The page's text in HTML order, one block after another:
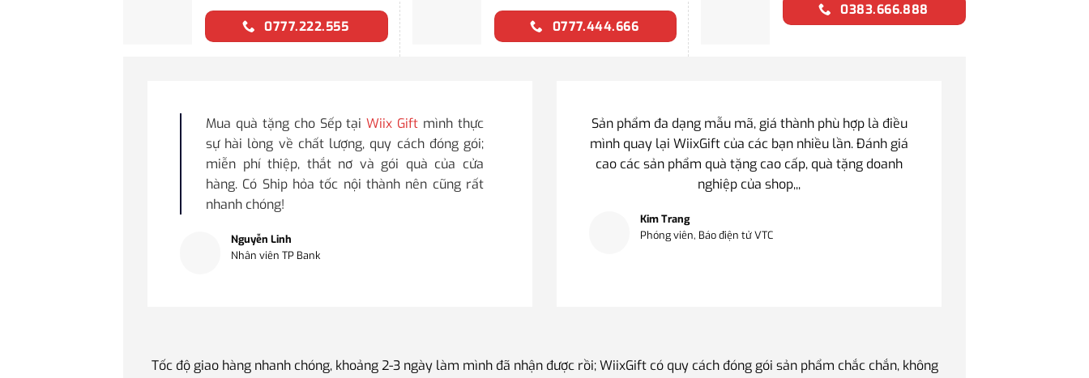
0777.222.555 0777.444.666
0383.666.888
Mua quà tặng cho Sếp tạiWiix Gift mình thực
sự hài lòng về chất lượng, quy cách đóng gói;
miễn phí thiệp, thắt nơ và gói quà của cửa
hàng. Có Ship hỏa tốc nội thành nên cũng rất
nhanh chóng!
Nguyễn Linh
Nhân viên TP Bank
Sản phẩm đa dạng mẫu mã, giá thành phù hợp là điều
mình quay lại WiixGift của các bạn nhiều lần. Đánh giá
cao các sản phẩm quà tặng cao cấp, quà tặng doanh
nghiệp của shop,,,
Kim Trang
Phóng viên, Báo điện tử VTC
Tốc độ giao hàng nhanh chóng, khoảng 2-3 ngày làm mình đã nhận được rồi; WiixGift có quy cách đóng gói sản phẩm chắc chắn, không